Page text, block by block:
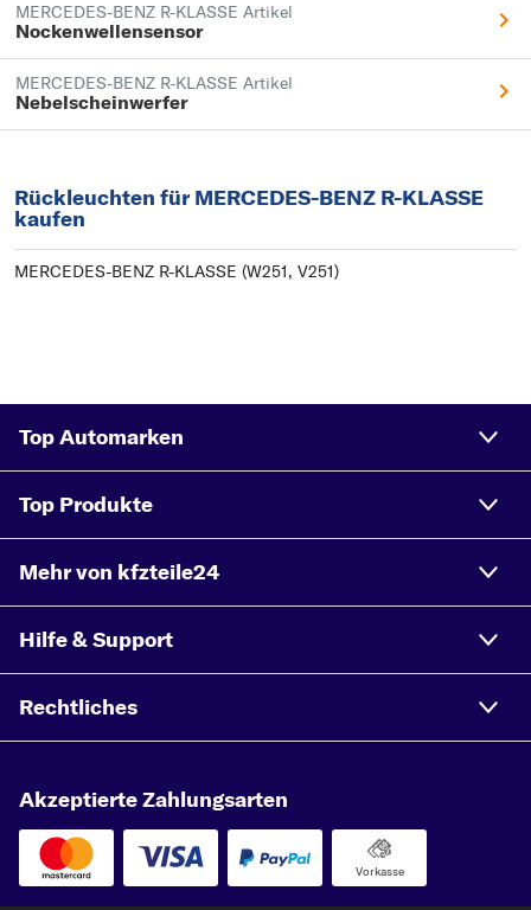
MERCEDES-BENZ R-KLASSE Artikel
Nockenwellensensor
MERCEDES-BENZ R-KLASSE Artikel
Nebelscheinwerfer
Rückleuchten für MERCEDES-BENZ R-KLASSE
kaufen
MERCEDES-BENZ R-KLASSE (W251, V251)
Top Automarken
Top Produkte
Mehr von kfzteile24
Hilfe & Support
Rechtliches
Akzeptierte Zahlungsarten
Vorkasse